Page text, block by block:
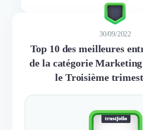
30/09/2022
Top 10 des meilleures
de la catégorie
le Troisième